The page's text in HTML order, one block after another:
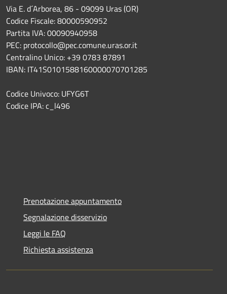
Via E. d´Arborea, 86 - 09099 Uras (OR)
Codice Fiscale: 80000590952
Partita IVA: 00090940958
PEC: protocollo@pec.comune.uras.or.it
Centralino Unico: +39 0783 87891
IBAN: IT41S0101588160000070701285
Codice Univoco: UFYG6T
Codice IPA: c_l496
Prenotazione appuntamento
Segnalazione disservizio
Leggi le FAQ
Richiesta assistenza